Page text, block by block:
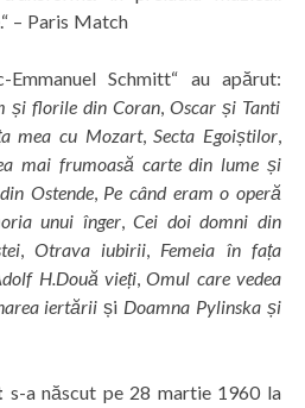
– Paris Match
Schmitt“ au apărut:
și florile din Coran, Oscar și Tanti
mea cu Mozart,Secta Egoiștilor,
mai frumoasă carte din lume și
Ostende, Pe când eram o operă
unui înger,Cei doi domni din
, Otrava iubirii, Femeia în fața
H.Două vieți,Omul care vedea
iertării și Doamna Pylinska și
s-a născut pe 28 martie 1960 la